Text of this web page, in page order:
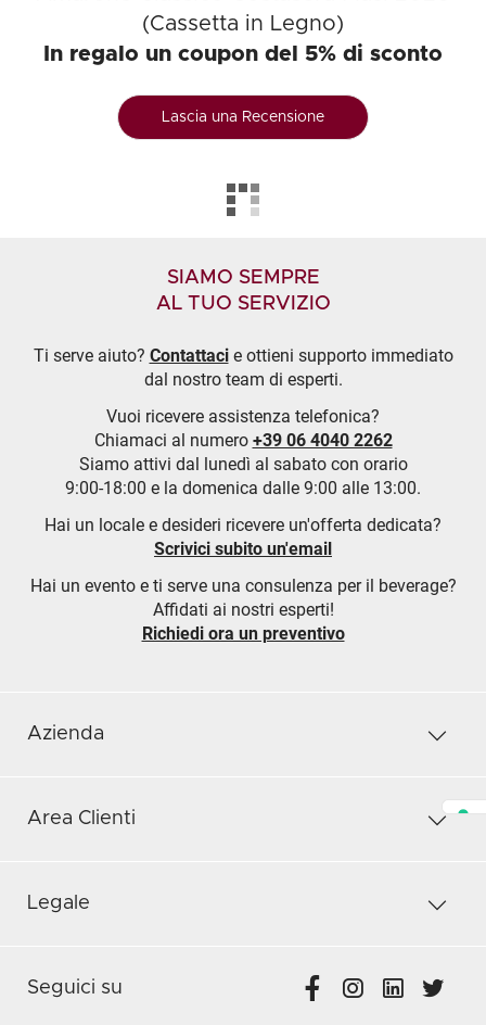
(Cassetta in Legno)
In regalo un coupon del 5% di sconto
Lascia una Recensione
SIAMO SEMPRE
AL TUO SERVIZIO
Ti serve aiuto? Contattacie ottieni supporto immediato
dal nostro team di esperti.
Vuoi ricevere assistenza telefonica?
Chiamaci al numero +39 06 4040 2262
Siamo attivi dal lunedì al sabato con orario
9:00-18:00 e la domenica dalle 9:00 alle 13:00.
Hai un locale e desideri ricevere un'offerta dedicata?
Scrivici subito un'email
Hai un evento e ti serve una consulenza per il beverage?
Affidati ai nostri esperti!
Richiedi ora un preventivo
Azienda
Area Clienti
Legale
Seguici su